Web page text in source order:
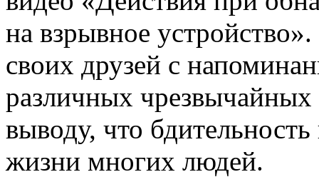
на взрывное
своих друзей с
различных
выводу, что
жизни многих людей.